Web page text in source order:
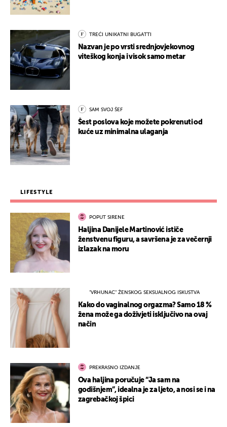
TREĆI UNIKATNI BUGATTI
Nazvan je po vrsti srednjovjekovnog
viteškog konja i visok samo metar
SAM SVOJ ŠEF
Šest poslova koje možete pokrenuti od
kuće uz minimalna ulaganja
LIFESTYLE
POPUT SIRENE
Haljina Danijele Martinović ističe
ženstvenu figuru, a savršena je za večernji
izlazak na moru
"VRHUNAC" ŽENSKOG SEKSUALNOG ISKUSTVA
Kako do vaginalnog orgazma? Samo 18 %
žena može ga doživjeti isključivo na ovaj
način
PREKRASNO IZDANJE
Ova haljina poručuje “Ja sam na
godišnjem”, idealna je za ljeto, a nosi se i na
zagrebačkoj špici